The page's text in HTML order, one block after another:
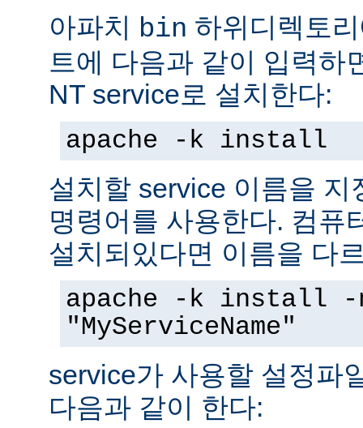
아파치 bin 하위디렉토
트에 다음과 같이 입력하
NT service로 설치한다:
apache -k install
설치할 service 이름을 지
명령어를 사용한다. 컴퓨
설치되있다면 이름을 다
apache -k install -
"MyServiceName"
service가 사용할 설정파
다음과 같이 한다: